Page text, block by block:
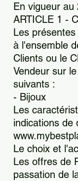
En vigueur au
ARTICLE 1 -
Les
à l'ensemble
Clients ou le
Vendeur sur
suivants :
- Bijoux
Les
indications de
Le choix et
Les offres de
passation de